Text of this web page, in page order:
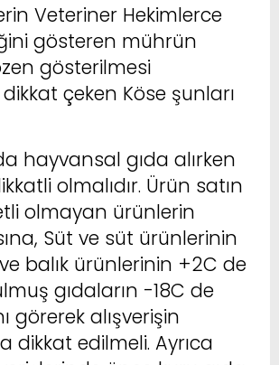
Veteriner Hekimlerce
gösteren mührün
gösterilmesi
çeken Köse şunları
hayvansal gıda alırken
olmalıdır. Ürün satın
olmayan ürünlerin
Süt ve süt ürünlerinin
balık ürünlerinin +2C de
gıdaların -18C de
görerek alışverişin
dikkat edilmeli. Ayrıca